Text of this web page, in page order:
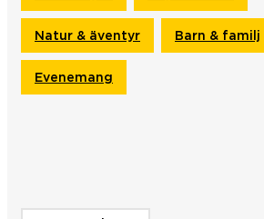
Natur & äventyr Barn & familj
Evenemang